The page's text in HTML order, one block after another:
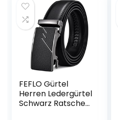
Leder.
FEFLO Gürtel
Herren Ledergürtel
Schwarz Ratsche